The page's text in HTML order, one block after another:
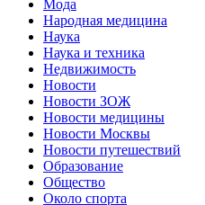
Мода
Народная медицина
Наука
Наука и техника
Недвижимость
Новости
Новости ЗОЖ
Новости медицины
Новости Москвы
Новости путешествий
Образование
Общество
Около спорта